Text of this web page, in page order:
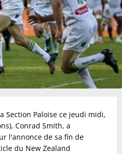
Section Paloise ce jeudi midi,
Conrad Smith, a
l'annonce de sa fin de
du New Zealand